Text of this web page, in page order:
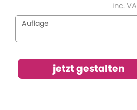
inc.
Auflage